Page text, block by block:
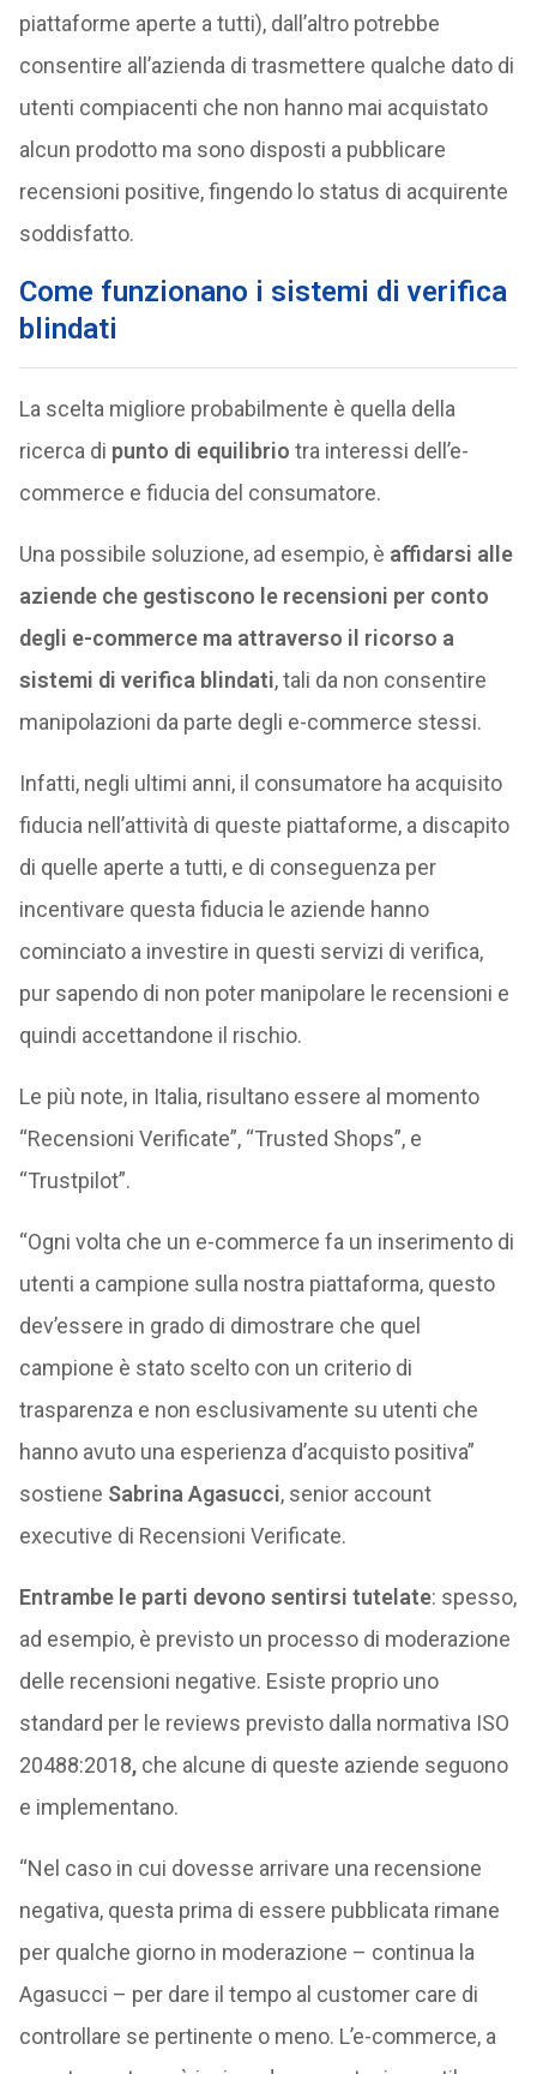
piattaforme aperte a tutti), dall’altro potrebbe
consentire all’azienda di trasmettere qualche dato di
utenti compiacenti che non hanno mai acquistato
alcun prodotto ma sono disposti a pubblicare
recensioni positive, fingendo lo status di acquirente
soddisfatto.
Come funzionano i sistemi di verifica
blindati
La scelta migliore probabilmente è quella della
ricerca di punto di equilibrio tra interessi dell’e-
commerce e fiducia del consumatore.
Una possibile soluzione, ad esempio, è affidarsi alle
aziende che gestiscono le recensioni per conto
degli e-commerce ma attraverso il ricorso a
sistemi di verifica blindati, tali da non consentire
manipolazioni da parte degli e-commerce stessi.
Infatti, negli ultimi anni, il consumatore ha acquisito
fiducia nell’attività di queste piattaforme, a discapito
di quelle aperte a tutti, e di conseguenza per
incentivare questa fiducia le aziende hanno
cominciato a investire in questi servizi di verifica,
pur sapendo di non poter manipolare le recensioni e
quindi accettandone il rischio.
Le più note, in Italia, risultano essere al momento
“Recensioni Verificate”, “Trusted Shops”, e
“Trustpilot”.
“Ogni volta che un e-commerce fa un inserimento di
utenti a campione sulla nostra piattaforma, questo
dev’essere in grado di dimostrare che quel
campione è stato scelto con un criterio di
trasparenza e non esclusivamente su utenti che
hanno avuto una esperienza d’acquisto positiva”
sostiene Sabrina Agasucci, senior account
executive di Recensioni Verificate.
Entrambe le parti devono sentirsi tutelate: spesso,
ad esempio, è previsto un processo di moderazione
delle recensioni negative. Esiste proprio uno
standard per le reviews previsto dalla normativa ISO
20488:2018,che alcune di queste aziende seguono
e implementano.
“Nel caso in cui dovesse arrivare una recensione
negativa, questa prima di essere pubblicata rimane
per qualche giorno in moderazione – continua la
Agasucci – per dare il tempo al customer care di
controllare se pertinente o meno. L’e-commerce, a